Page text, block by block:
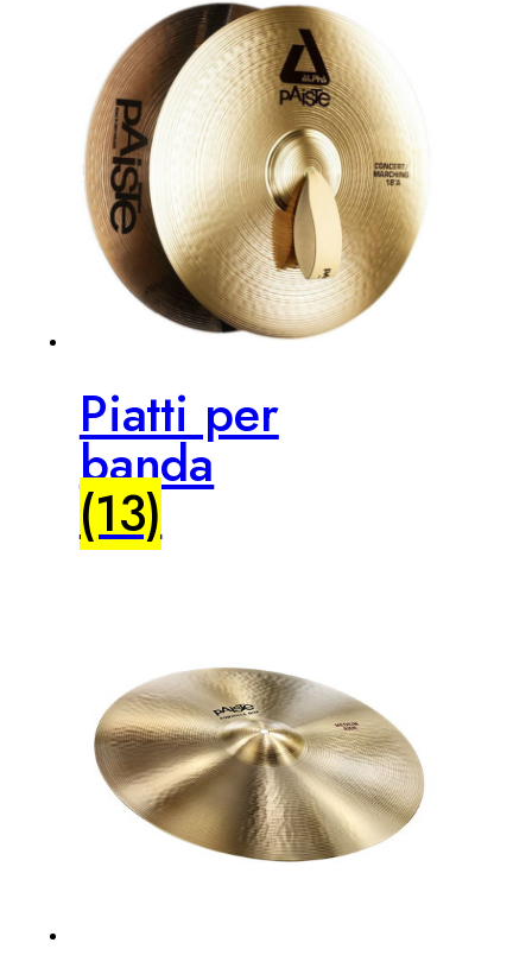
Piatti per
banda
(13)